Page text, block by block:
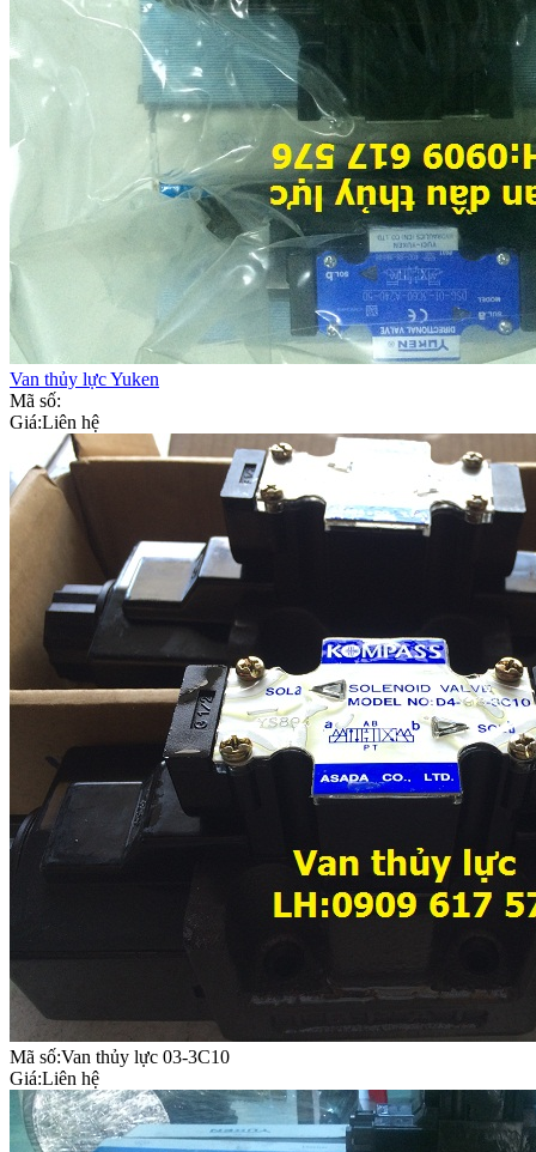
Van thủy lực Yuken
Mã số:
Giá:Liên hệ
Mã số:Van thủy lực 03-3C10
Giá:Liên hệ